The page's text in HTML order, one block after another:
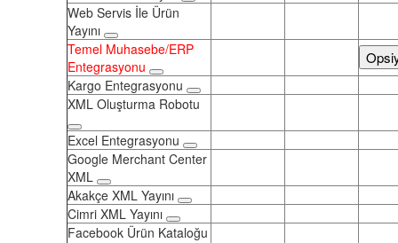
Web Servis İle Ürün
Yayını
Temel Muhasebe/ERP
Entegrasyonu
Kargo Entegrasyonu
XML Oluşturma Robotu
Excel Entegrasyonu
Google Merchant Center
XML
Akakçe XML Yayını
Cimri XML Yayını
Facebook Ürün Kataloğu